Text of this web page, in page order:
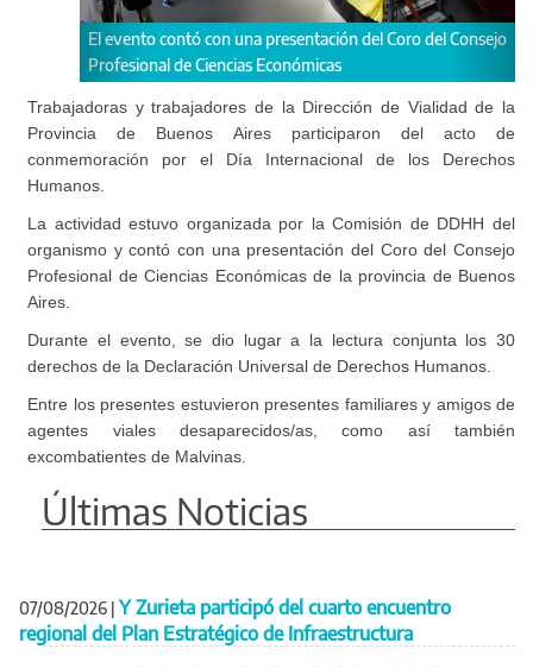
El evento contó con una presentación del Coro del Consejo
Profesional de Ciencias Económicas
El acto
Trabajadoras y trabajadores de la Dirección de Vialidad de la
Provincia de Buenos Aires participaron del acto de
conmemoración por el Día Internacional de los Derechos
Humanos.
La actividad estuvo organizada por la Comisión de DDHH del
organismo y contó con una presentación del Coro del Consejo
Profesional de Ciencias Económicas de la provincia de Buenos
Aires.
Durante el evento, se dio lugar a la lectura conjunta los 30
derechos de la Declaración Universal de Derechos Humanos.
Entre los presentes estuvieron presentes familiares y amigos de
agentes viales desaparecidos/as, como así también
excombatientes de Malvinas.
Últimas Noticias
07/08/2026 | Y Zurieta participó del cuarto encuentro
regional del Plan Estratégico de Infraestructura